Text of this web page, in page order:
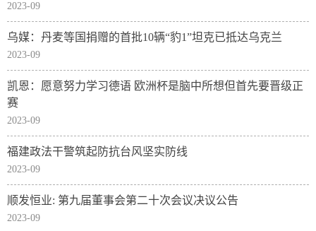
2023-09
乌媒：丹麦等国捐赠的首批10辆“豹1”坦克已抵达乌克兰
2023-09
凯恩：愿意努力学习德语 欧洲杯是脑中所想但首先要晋级正
赛
2023-09
​福建政法干警筑起防抗台风坚实防线
2023-09
顺发恒业: 第九届董事会第二十次会议决议公告
2023-09